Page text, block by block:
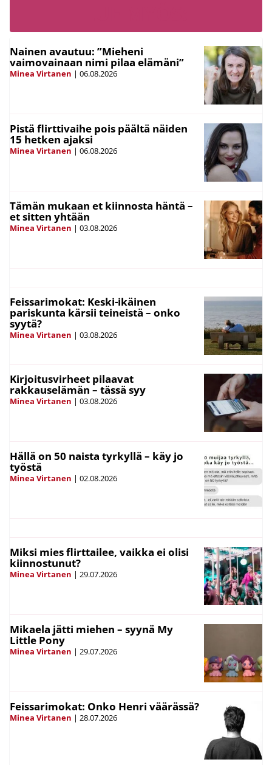
Nainen avautuu: ”Mieheni
vaimovainaan nimi pilaa elämäni”
Minea Virtanen | 06.08.2026
Pistä flirttivaihe pois päältä näiden
15 hetken ajaksi
Minea Virtanen | 06.08.2026
Tämän mukaan et kiinnosta häntä –
et sitten yhtään
Minea Virtanen | 03.08.2026
Feissarimokat: Keski-ikäinen
pariskunta kärsii teineistä – onko
syytä?
Minea Virtanen | 03.08.2026
Kirjoitusvirheet pilaavat
rakkauselämän – tässä syy
Minea Virtanen | 03.08.2026
Hällä on 50 naista tyrkyllä – käy jo
työstä
Minea Virtanen | 02.08.2026
Miksi mies flirttailee, vaikka ei olisi
kiinnostunut?
Minea Virtanen | 29.07.2026
Mikaela jätti miehen – syynä My
Little Pony
Minea Virtanen | 29.07.2026
Feissarimokat: Onko Henri väärässä?
Minea Virtanen | 28.07.2026